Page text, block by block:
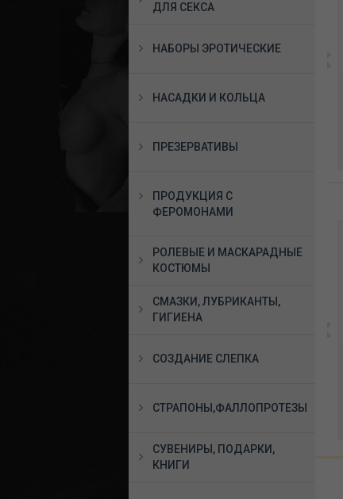
ДЛЯ СЕКСА
НАБОРЫ ЭРОТИЧЕСКИЕ
НАСАДКИ И КОЛЬЦА
ПРЕЗЕРВАТИВЫ
ПРОДУКЦИЯ С
ФЕРОМОНАМИ
РОЛЕВЫЕ И МАСКАРАДНЫЕ
КОСТЮМЫ
СМАЗКИ, ЛУБРИКАНТЫ,
ГИГИЕНА
СОЗДАНИЕ СЛЕПКА
СТРАПОНЫ,ФАЛЛОПРОТЕЗЫ
СУВЕНИРЫ, ПОДАРКИ,
КНИГИ
the Dark Power Pump,
3254-32 PD
В КОРЗИНУ
*Ошейник с поводком
чёрный, 912-04
Инновационный
мастурбатор Vortex